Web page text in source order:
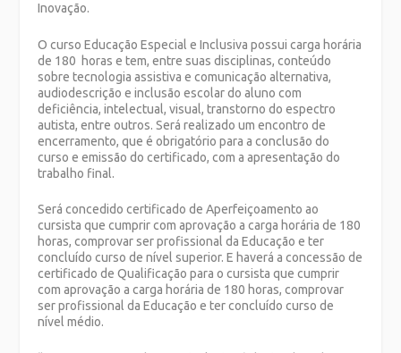
Inovação.
O curso Educação Especial e Inclusiva possui carga horária
de 180 horas e tem, entre suas disciplinas, conteúdo
sobre tecnologia assistiva e comunicação alternativa,
audiodescrição e inclusão escolar do aluno com
deficiência, intelectual, visual, transtorno do espectro
autista, entre outros. Será realizado um encontro de
encerramento, que é obrigatório para a conclusão do
curso e emissão do certificado, com a apresentação do
trabalho final.
Será concedido certificado deAperfeiçoamento ao
cursista que cumprir com aprovação a carga horária de 180
horas, comprovar ser profissional da Educação e ter
concluído curso de nível superior. E haverá a concessão de
certificado deQualificação para o cursista que cumprir
com aprovação a carga horária de 180 horas, comprovar
ser profissional da Educação e ter concluído curso de
nível médio.